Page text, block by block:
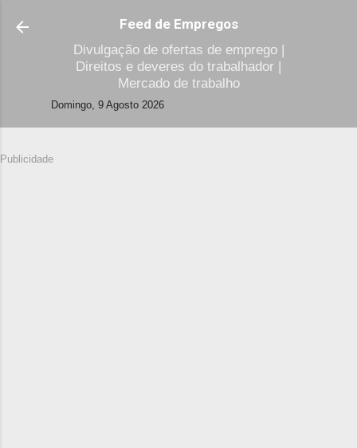
Avançar para o conteúdo principal
Feed de Empregos
Divulgação de ofertas de emprego |
Direitos e deveres do trabalhador |
Mercado de trabalho
Domingo, 9 Agosto 2026
Publicidade